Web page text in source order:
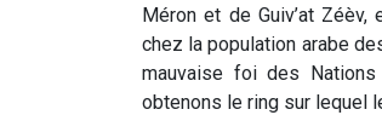
Méron et de Guiv’at
chez la population arabe
mauvaise foi des Nations
obtenons le ring sur lequel